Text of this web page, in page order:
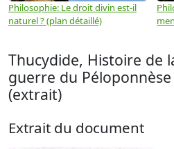
Philosophie: Le droit divin est-il
naturel ? (plan détaillé)
Thucydide, Histoire de
guerre du Péloponnèse
(extrait)
Extrait du document